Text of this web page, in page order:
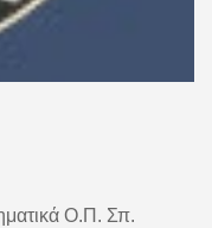
Ο.Π. Σπ.